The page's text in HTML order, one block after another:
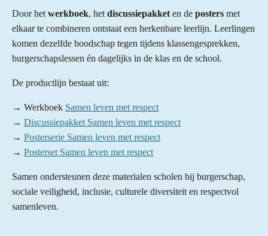
Door het werkboek, het discussiepakket en de posters met
elkaar te combineren ontstaat een herkenbare leerlijn. Leerlingen
komen dezelfde boodschap tegen tijdens klassengesprekken,
burgerschapslessen én dagelijks in de klas en de school.
De productlijn bestaat uit:
→ Werkboek Samen leven met respect
→ Discussiepakket Samen leven met respect
→ Posterserie Samen leven met respect
→ Posterset Samen leven met respect
Samen ondersteunen deze materialen scholen bij burgerschap,
sociale veiligheid, inclusie, culturele diversiteit en respectvol
samenleven.